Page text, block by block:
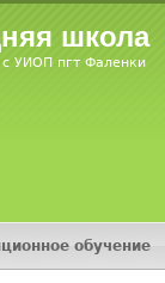
школа
УИОП пгт Фаленки
обучение